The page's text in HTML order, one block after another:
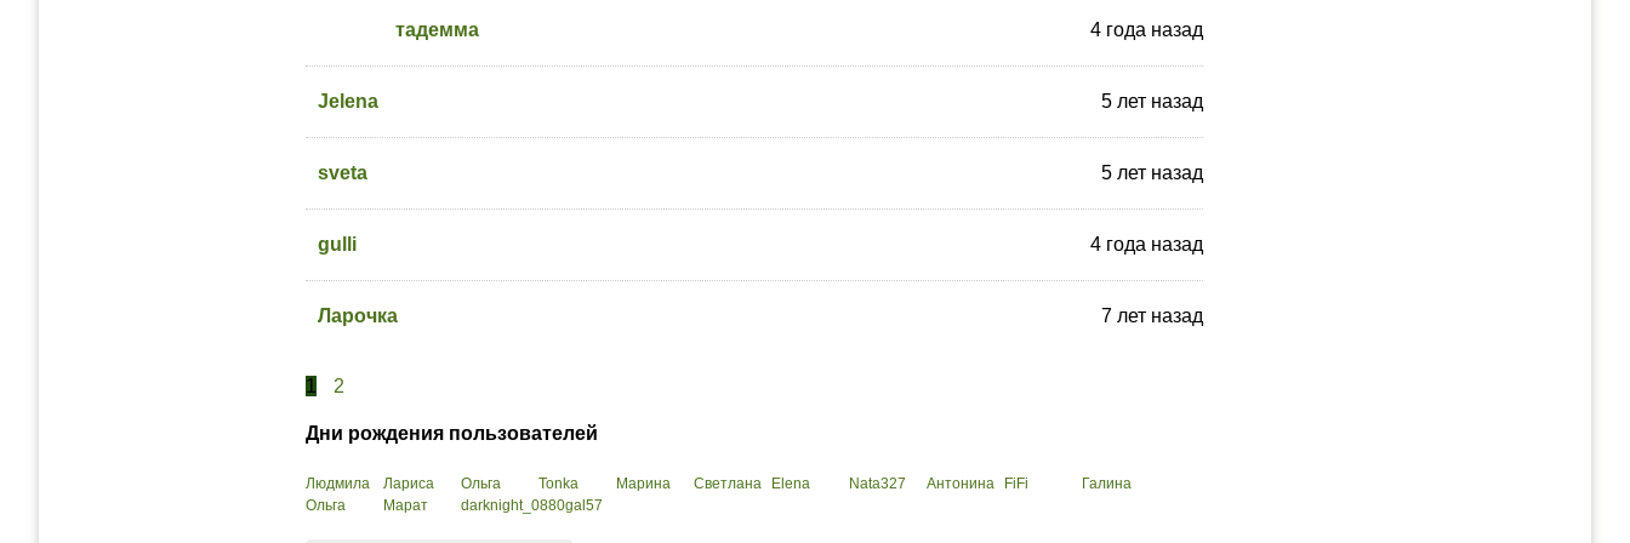
тадемма 4 года назад
Jelena 5 лет назад
sveta 5 лет назад
gulli 4 года назад
Ларочка 7 лет назад
1 2
Дни рождения пользователей
Людмила Лариса Ольга Tonka Марина Светлана Elena Nata327 Антонина FiFi
Галина
Ольга
Марат darknight_0880gal57